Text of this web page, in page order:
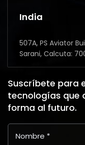
India
507A, PS Aviator
Sarani, Calcuta:
Suscríbete para
tecnologías que
forma al futuro.